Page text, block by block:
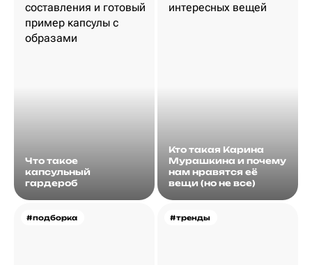
Что такое
капсульный
гардероб
Кто такая Карина
Мурашкина и почему
нам нравятся её
вещи (но не все)
#подборка #тренды